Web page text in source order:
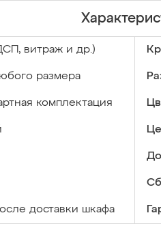
витраж и др.)
размера
комплектация
доставки шкафа